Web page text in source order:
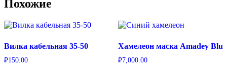
Похожие
Вилка кабельная 35-50
₽150.00
Хамелеон маска Amadey Blu
₽7,000.00